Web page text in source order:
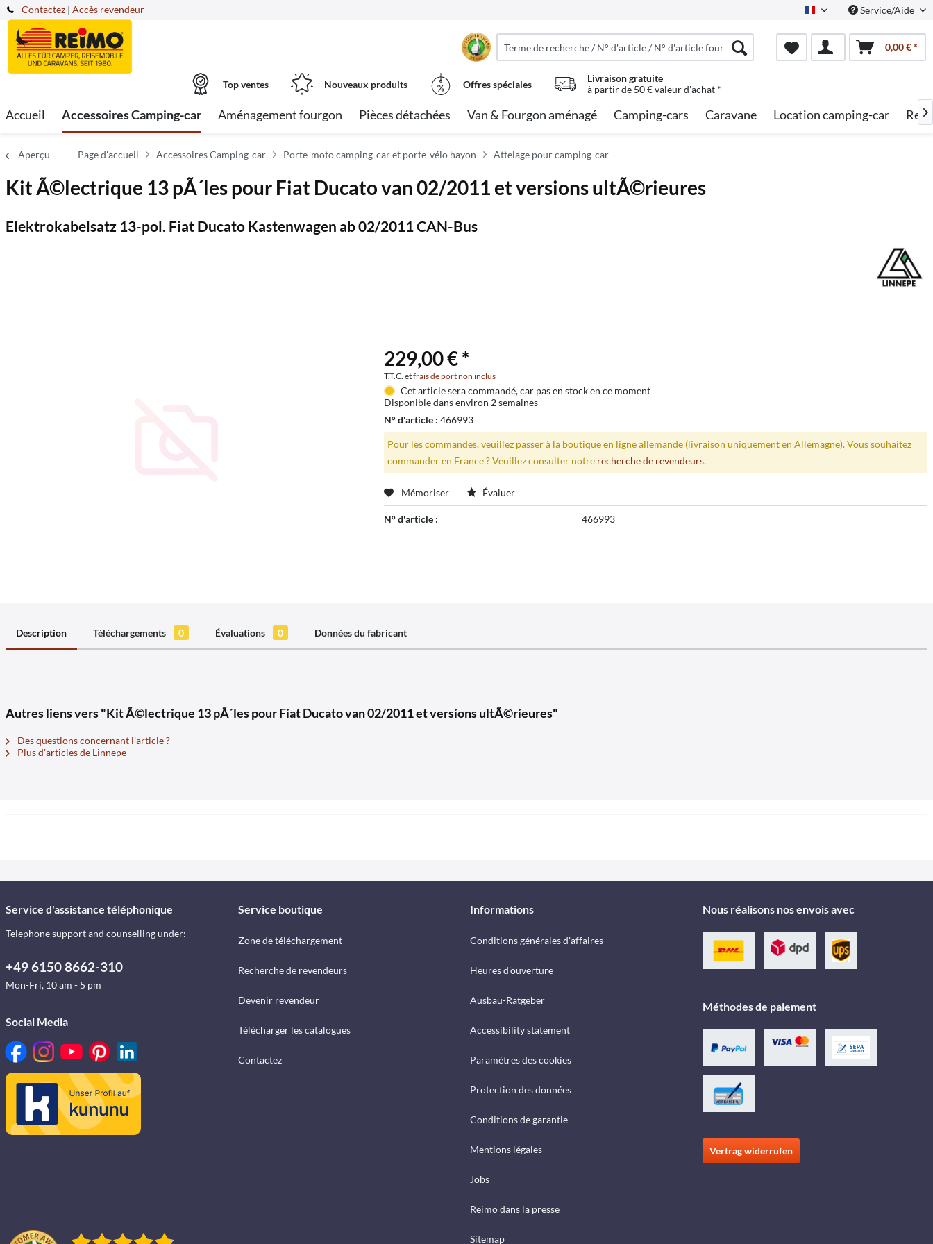
Contactez French Service/Aide
| Accès revendeur
0,00 € *
Top ventes Nouveaux produits Offres spéciales
Livraison gratuite
à partir de 50 € valeur d'achat *
Accueil Accessoires Camping-car Aménagement fourgon Pièces détachées Van & Fourgon aménagé Camping-cars Caravane Location camping-car 
Aperçu Page d'accueil Accessoires Camping-car Porte-moto camping-car et porte-vélo hayon Attelage pour camping-car
Kit Ã©lectrique 13 pÃ´les pour Fiat Ducato van 02/2011 et versions ultÃ©rieures
Elektrokabelsatz 13-pol. Fiat Ducato Kastenwagen ab 02/2011 CAN-Bus
229,00 € *
T.T.C. etfrais de port non inclus
Cet article sera commandé, car pas en stock en ce moment
Disponible dans environ 2 semaines
N° d'article : 466993
Pour les commandes, veuillez passer à la boutique en ligne allemande (livraison uniquement en Allemagne). Vous souhaitez
commander en France ? Veuillez consulter notre recherche de revendeurs.
Mémoriser Évaluer
N° d'article : 466993
Description Téléchargements 0 Évaluations 0 Données du fabricant
Autres liens vers "Kit Ã©lectrique 13 pÃ´les pour Fiat Ducato van 02/2011 et versions ultÃ©rieures"
Des questions concernant l'article ?
Plus d'articles de Linnepe
Service d'assistance téléphonique
Telephone support and counselling under:
+49 6150 8662-310
Mon-Fri, 10 am - 5 pm
Social Media
Service boutique
Zone de téléchargement
Recherche de revendeurs
Devenir revendeur
Télécharger les catalogues
Contactez
Informations
Conditions générales d'affaires
Heures d'ouverture
Ausbau-Ratgeber
Accessibility statement
Paramètres des cookies
Protection des données
Conditions de garantie
Mentions légales
Jobs
Reimo dans la presse
Sitemap
Nous réalisons nos envois avec
Méthodes de paiement
Vertrag widerrufen